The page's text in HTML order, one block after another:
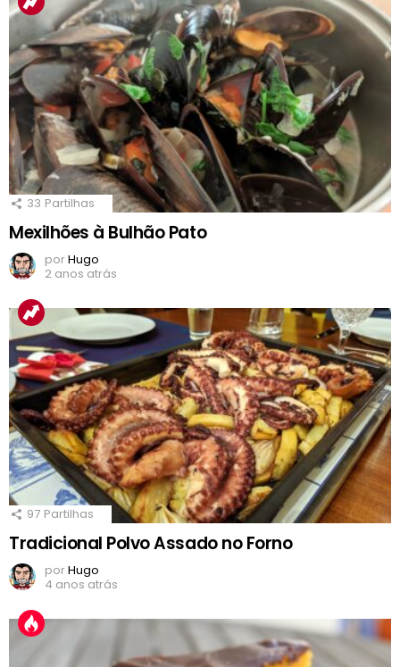
33 Partilhas
Mexilhões à Bulhão Pato
porHugo
2 anos atrás
97 Partilhas
Tradicional Polvo Assado no Forno
porHugo
4 anos atrás